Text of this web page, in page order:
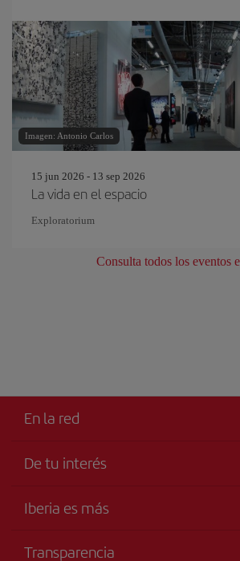
Imagen: Antonio Carlos
15 jun 2026 - 13 sep 2026
La vida en el espacio
Exploratorium
Consulta todos los eventos
En la red
De tu interés
Accesibilidad
Iberia es más
Transparencia